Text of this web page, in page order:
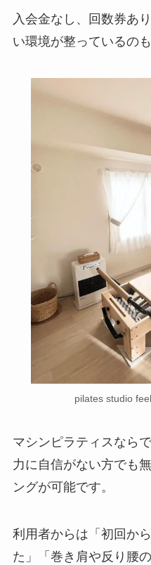
入会金なし、回数券あ
い環境が整っているの
pilates studio
マシンピラティスなら
力に自信がない方でも
ングが可能です。
利用者からは「初回か
た」「巻き肩や反り腰